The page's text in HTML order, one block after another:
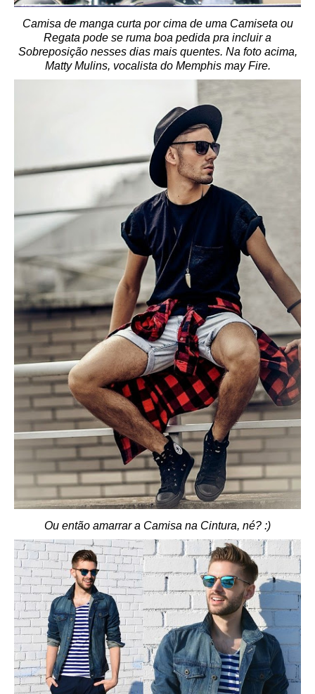
Camisa de manga curta por cima de uma Camiseta ou
Regata pode se ruma boa pedida pra incluir a
Sobreposição nesses dias mais quentes. Na foto acima,
Matty Mulins, vocalista do Memphis may Fire.
Ou então amarrar a Camisa na Cintura, né? :)